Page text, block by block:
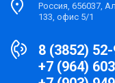
Россия, 656037,
133, офис 5/1
8 (3852)
+7 (964)